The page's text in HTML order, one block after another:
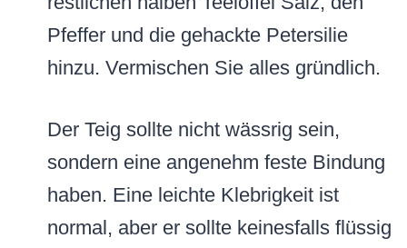
Pfeffer und die gehackte Petersilie
hinzu. Vermischen Sie alles gründlich.
Der Teig sollte nicht wässrig sein,
sondern eine angenehm feste Bindung
haben. Eine leichte Klebrigkeit ist
normal, aber er sollte keinesfalls flüssig